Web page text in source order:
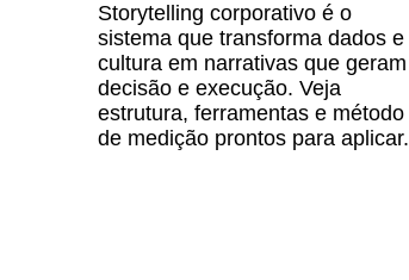
Storytelling corporativo é o
sistema que transforma dados e
cultura em narrativas que geram
decisão e execução. Veja
estrutura, ferramentas e método
de medição prontos para aplicar.